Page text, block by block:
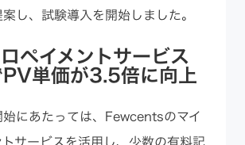
し、試験導入を開始しました。
ペイメントサービス
単価が3.5倍に向上
にあたっては、Fewcentsのマイ